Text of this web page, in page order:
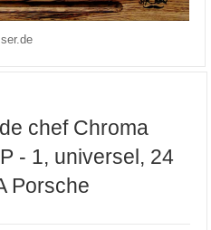
chef Chroma
- 1, universel, 24
Porsche